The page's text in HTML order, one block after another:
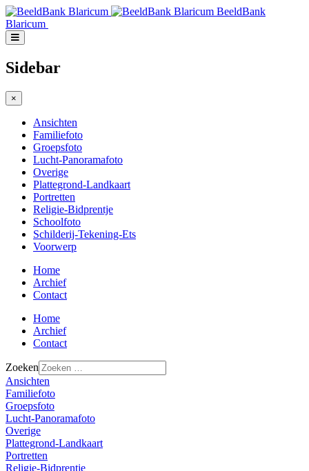
BeeldBank
Blaricum
Sidebar
×
Ansichten
Familiefoto
Groepsfoto
Lucht-Panoramafoto
Overige
Plattegrond-Landkaart
Portretten
Religie-Bidprentje
Schoolfoto
Schilderij-Tekening-Ets
Voorwerp
Home
Archief
Contact
Home
Archief
Contact
Zoeken
Ansichten
Familiefoto
Groepsfoto
Lucht-Panoramafoto
Overige
Plattegrond-Landkaart
Portretten
Religie-Bidprentje